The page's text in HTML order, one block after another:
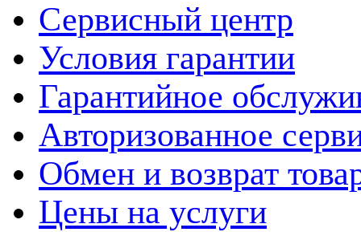
Сервисный центр
Условия гарантии
Гарантийное
Авторизованное
Обмен и возврат
Цены на услуги